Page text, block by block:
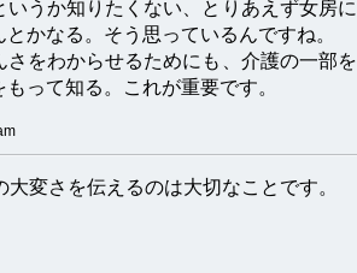
いうか知りたくない、とりあえず女房に
かなる。そう思っているんですね。
さをわからせるためにも、介護の一部を
って知る。これが重要です。
大変さを伝えるのは大切なことです。